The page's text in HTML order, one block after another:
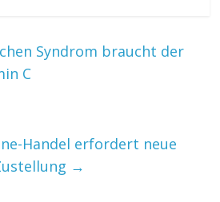
Syndrom braucht der
C
Handel erfordert neue
→